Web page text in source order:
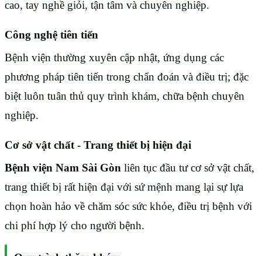
cao, tay nghề giỏi, tận tâm và chuyên nghiệp.
Công nghệ tiên tiến
Bệnh viện thường xuyên cập nhật, ứng dụng các
phương pháp tiên tiến trong chẩn đoán và điều trị; đặc
biệt luôn tuân thủ quy trình khám, chữa bệnh chuyên
nghiệp.
Cơ sở vật chất - Trang thiết bị hiện đại
Bệnh viện Nam Sài Gòn liên tục đầu tư cơ sở vật chất,
trang thiết bị rất hiện đại với sứ mệnh mang lại sự lựa
chọn hoàn hảo về chăm sóc sức khỏe, điều trị bệnh với
chi phí hợp lý cho người bệnh.